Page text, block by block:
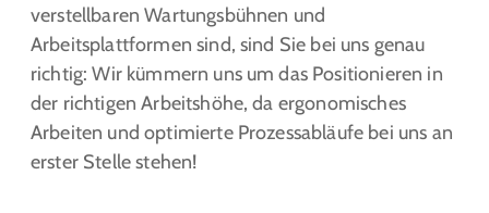
verstellbaren Wartungsbühnen und
Arbeitsplattformen sind, sind Sie bei uns genau
richtig: Wir kümmern uns um das Positionieren in
der richtigen Arbeitshöhe, da ergonomisches
Arbeiten und optimierte Prozessabläufe bei uns an
erster Stelle stehen!